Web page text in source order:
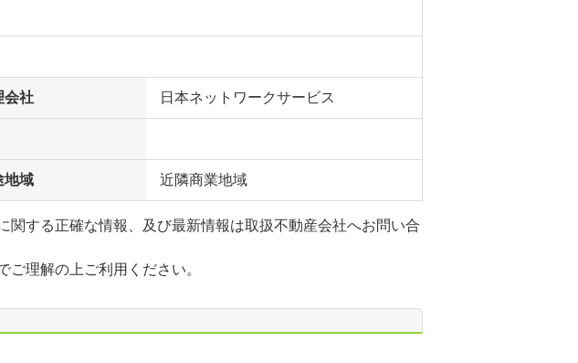
会社 日本ネットワークサービス
地域 近隣商業地域
関する正確な情報、及び最新情報は取扱不動産会社へお問い合
理解の上ご利用ください。